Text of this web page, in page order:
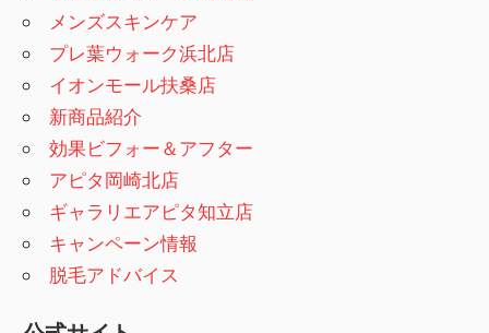
メンズスキンケア
プレ葉ウォーク浜北店
イオンモール扶桑店
新商品紹介
効果ビフォー＆アフター
アピタ岡崎北店
ギャラリエアピタ知立店
キャンペーン情報
脱毛アドバイス